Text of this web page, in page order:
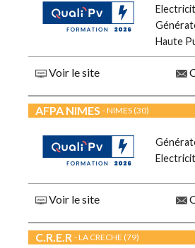
Haute
Voir le site
AFPA NIMES - NIMES (30)
Voir le site
C.R.E.R - LA CRECHE (79)